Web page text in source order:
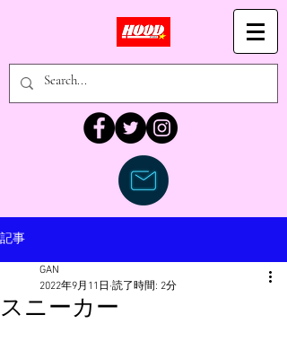
記事
スニーカー
GAN
2022年9月11日 読了時間: 2分